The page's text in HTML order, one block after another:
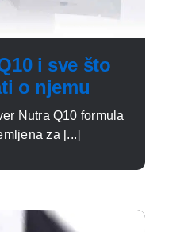
i sve što
o njemu
Nutra Q10 formula
za [...]